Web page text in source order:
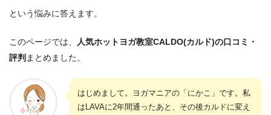
という悩みに答えます。
このページでは、
人気ホットヨガ教室CALDO(カルド)の口コミ・
評判 まとめました。
はじめまして。ヨガマニアの「にかこ」です。私
はLAVAに2年間通ったあと、その後カルドに変え